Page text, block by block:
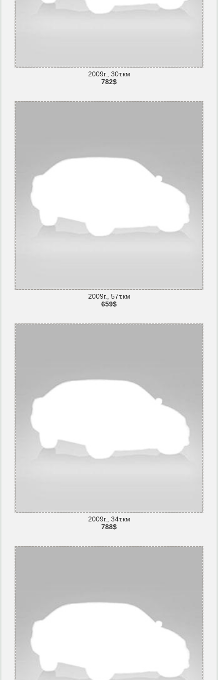
2009г., 30т.км
782$
2009г., 57т.км
659$
2009г., 34т.км
788$